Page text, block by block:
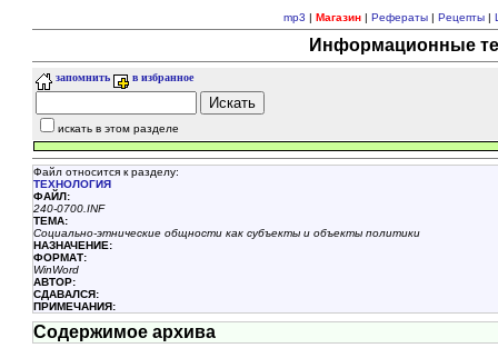
mp3 | Магазин| Рефераты| Рецепты|
Информационные
запомнить в избранное
искать в этом разделе
Файл относится к разделу:
ТЕХHОЛОГИЯ
ФАЙЛ:
240-0700.INF
ТЕМА:
Социально-этнические общности как субъекты и объекты политики
НАЗНАЧЕНИЕ:
ФОРМАТ:
WinWord
АВТОР:
СДАВАЛСЯ:
ПРИМЕЧАНИЯ:
Содержимое архива